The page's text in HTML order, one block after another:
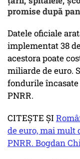
promise după
Datele oficiale
implementat 38
acestora poate
miliarde de euro.
fondurile
PNRR.
CITEŞTE ŞI
de euro, mai mult
PNRR. Bogdan